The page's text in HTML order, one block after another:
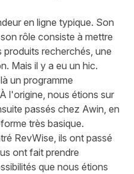
en ligne typique. Son
rôle consiste à mettre
recherchés, une
Mais il y a eu un hic.
un programme
l'origine, nous étions sur
passés chez Awin, en
très basique.
RevWise, ils ont passé
ont fait prendre
que nous étions